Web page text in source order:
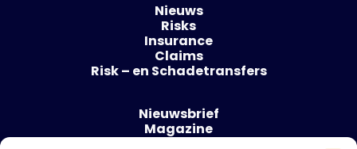
Nieuws
Risks
Insurance
Claims
Risk – en Schadetransfers
Nieuwsbrief
Magazine